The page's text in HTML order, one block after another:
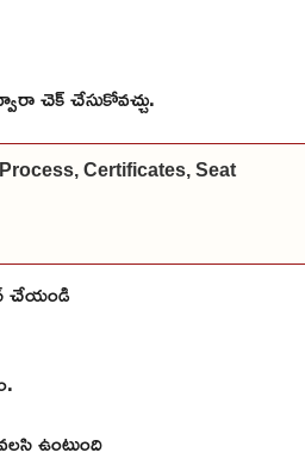
చెక్ చేసుకోవచ్చు.
Certificates, Seat
చేయండి
ఉంటుంది